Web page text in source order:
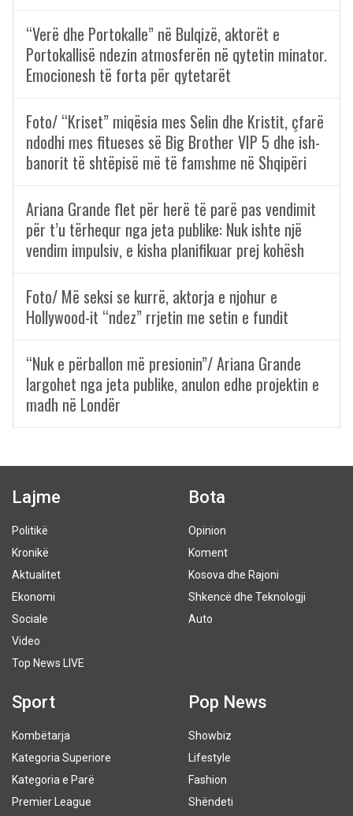
“Verë dhe Portokalle” në Bulqizë, aktorët e
Portokallisë ndezin atmosferën në qytetin minator.
Emocionesh të forta për qytetarët
Foto/ “Kriset” miqësia mes Selin dhe Kristit, çfarë
ndodhi mes fitueses së Big Brother VIP 5 dhe ish-
banorit të shtëpisë më të famshme në Shqipëri
Ariana Grande flet për herë të parë pas vendimit
për t’u tërhequr nga jeta publike: Nuk ishte një
vendim impulsiv, e kisha planifikuar prej kohësh
Foto/ Më seksi se kurrë, aktorja e njohur e
Hollywood-it “ndez” rrjetin me setin e fundit
“Nuk e përballon më presionin”/ Ariana Grande
largohet nga jeta publike, anulon edhe projektin e
madh në Londër
Lajme
Politikë
Kronikë
Aktualitet
Ekonomi
Sociale
Video
Top News LIVE
Bota
Opinion
Koment
Kosova dhe Rajoni
Shkencë dhe Teknologji
Auto
Sport
Kombëtarja
Kategoria Superiore
Kategoria e Parë
Premier League
Pop News
Showbiz
Lifestyle
Fashion
Shëndeti